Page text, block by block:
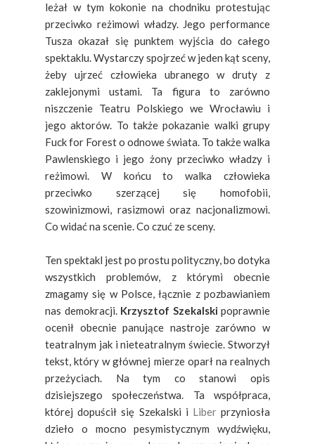
leżał w tym kokonie na chodniku protestując
przeciwko reżimowi władzy. Jego performance
Tusza okazał się punktem wyjścia do całego
spektaklu. Wystarczy spojrzeć w jeden kąt sceny,
żeby ujrzeć człowieka ubranego w druty z
zaklejonymi ustami. Ta figura to zarówno
niszczenie Teatru Polskiego we Wrocławiu i
jego aktorów. To także pokazanie walki grupy
Fuck for Forest o odnowe świata. To także walka
Pawlenskiego i jego żony przeciwko władzy i
reżimowi. W końcu to walka człowieka
przeciwko szerzącej się homofobii,
szowinizmowi, rasizmowi oraz nacjonalizmowi.
Co widać na scenie. Co czuć ze sceny.
Ten spektakl jest po prostu polityczny, bo dotyka
wszystkich problemów, z którymi obecnie
zmagamy się w Polsce, łącznie z pozbawianiem
nas demokracji. Krzysztof Szekalski poprawnie
ocenił obecnie panujące nastroje zarówno w
teatralnym jak i nieteatralnym świecie. Stworzył
tekst, który w głównej mierze oparł na realnych
przeżyciach. Na tym co stanowi opis
dzisiejszego społeczeństwa. Ta współpraca,
której dopuścił się Szekalski i Liberprzyniosła
dzieło o mocno pesymistycznym wydźwięku,